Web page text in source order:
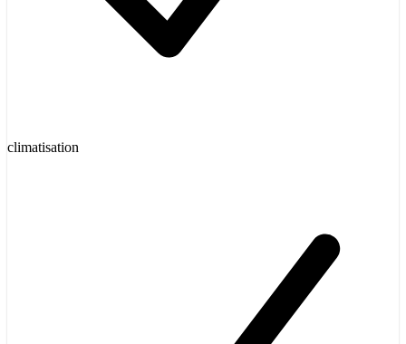
climatisation